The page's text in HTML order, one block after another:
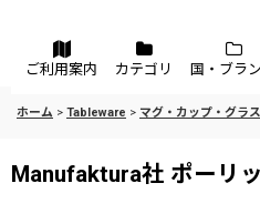
メニュー
ご利用案内 カテゴリ 国・ブラ
ホーム > Tableware > マグ・カップ・グラス
Manufaktura社 ポーリ